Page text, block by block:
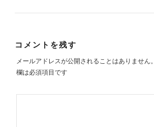
コメントを残す
メールアドレスが公開されることはありません。
欄は必須項目です